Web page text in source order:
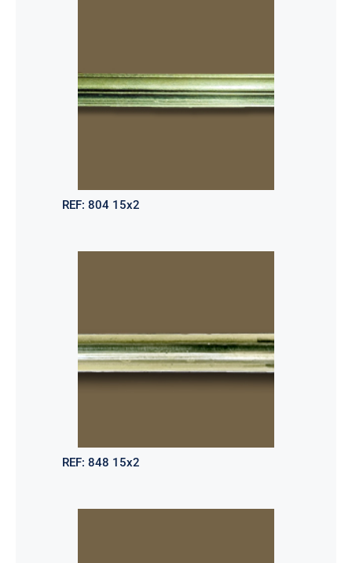
REF: 804 15x2
REF: 848 15x2